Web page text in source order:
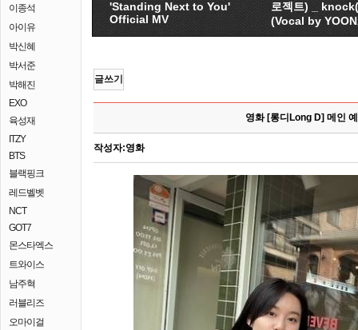
이종석
아이유
박신혜
박서준
박해진
EXO
육성재
ITZY
BTS
블랙핑크
레드벨벳
NCT
GOT7
몬스타엑스
트와이스
남주혁
러블리즈
오마이걸
'Standing Next to You'
Official MV
로젝트) _
(Vocal by
글쓰기
영화 [롱디Long D] 메인
작성자:영화